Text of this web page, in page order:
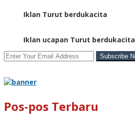
Iklan Turut berdukacita
Iklan ucapan Turut berdukacita
Pos-pos Terbaru